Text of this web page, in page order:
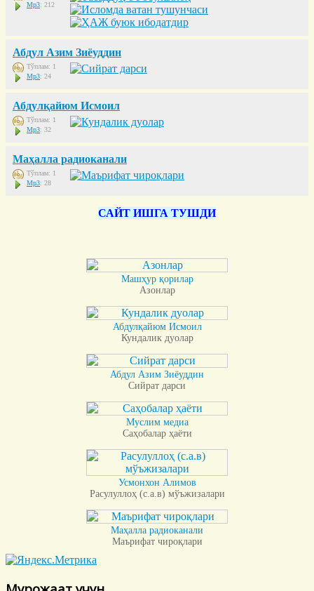
Mp3: 212
Абдул Азим Зиёуддин
Тўплам: 1
Mp3: 24
Абдулқайюм Исмоил
Тўплам: 1
Mp3: 32
Маҳалла радиоканали
Тўплам: 1
Mp3: 28
САЙТ ИШГА ТУШДИ
Машҳур қорилар
Азонлар
Абдулқайюм Исмоил
Кундалик дуолар
Абдул Азим Зиёуддин
Сийрат дарси
Муслим медиа
Саҳобалар ҳаёти
Усмонхон Алимов
Расулуллоҳ (с.а.в) мўъжизалари
Маҳалла радиоканали
Маърифат чироқлари